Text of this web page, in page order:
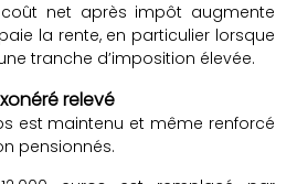
net après impôt augmente
la rente, en particulier lorsque
tranche d’imposition élevée.
relevé
est maintenu et même renforcé
pensionnés.